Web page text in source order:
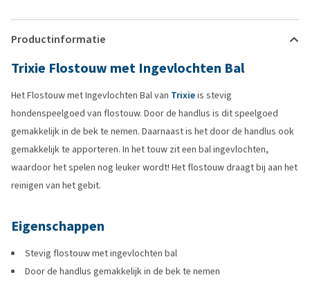
Productinformatie
Trixie Flostouw met Ingevlochten Bal
Het Flostouw met Ingevlochten Bal van Trixieis stevig
hondenspeelgoed van flostouw. Door de handlus is dit speelgoed
gemakkelijk in de bek te nemen. Daarnaast is het door de handlus ook
gemakkelijk te apporteren. In het touw zit een bal ingevlochten,
waardoor het spelen nog leuker wordt! Het flostouw draagt bij aan het
reinigen van het gebit.
Eigenschappen
Stevig flostouw met ingevlochten bal
Door de handlus gemakkelijk in de bek te nemen